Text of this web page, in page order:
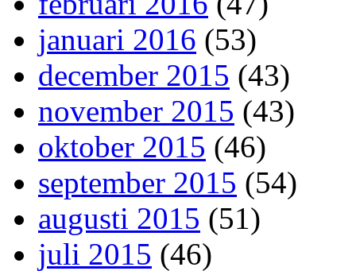
januari 2016 (53)
december 2015 (43)
november 2015 (43)
oktober 2015 (46)
september 2015 (54)
augusti 2015 (51)
juli 2015 (46)